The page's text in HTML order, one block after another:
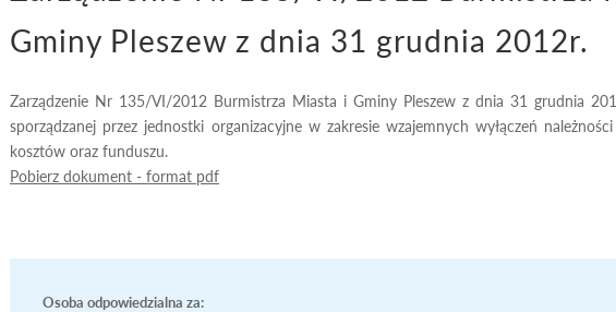
Gminy Pleszew z dnia 31 grudnia 2012r.
Zarządzenie Nr 135/VI/2012 Burmistrza Miasta i Gminy Pleszew z dnia 31 grudnia
sporządzanej przez jednostki organizacyjne w zakresie wzajemnych wyłączeń
kosztów oraz funduszu.
Pobierz dokument - format pdf
Osoba odpowiedzialna za: